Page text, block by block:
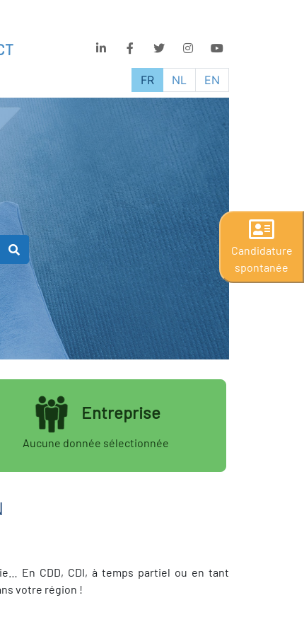
FR NL EN
Entreprise
Aucune donnée sélectionnée
Candidature
spontanée
En CDD, CDI, à temps partiel ou en tant
votre région !